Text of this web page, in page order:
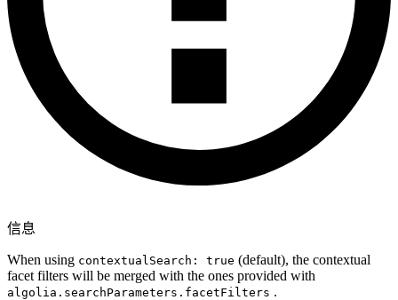
信息
When using contextualSearch: true (default), the contextual
facet filters will be merged with the ones provided with
algolia.searchParameters.facetFilters .